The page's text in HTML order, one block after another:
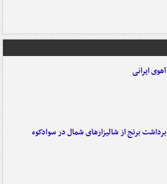
آهوی ایرانی
برداشت برنج از شالیزارهای شمال در سوادکوه